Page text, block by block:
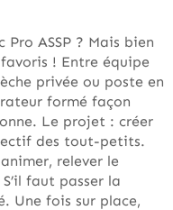
ASSP ? Mais bien
favoris ! Entre équipe
privée ou poste en
formé façon
Le projet : créer
des tout-petits.
relever le
faut passer la
Une fois sur place,